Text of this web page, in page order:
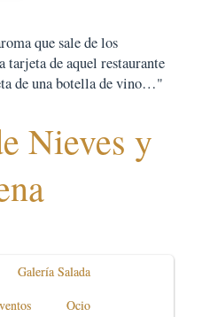
que sale de los
tarjeta de aquel restaurante
de una botella de vino…"
Nieves y
Galería Salada
Ocio